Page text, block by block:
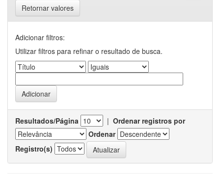
Retornar valores
Adicionar filtros:
Utilizar filtros para refinar o resultado de busca.
Resultados/Página | Ordenar registros por
Ordenar
Registro(s)